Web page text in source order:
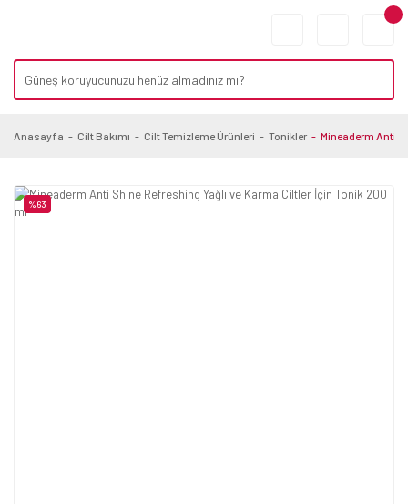
Anasayfa Cilt Bakımı Cilt Temizleme Ürünleri Tonikler Mineaderm Anti
%63